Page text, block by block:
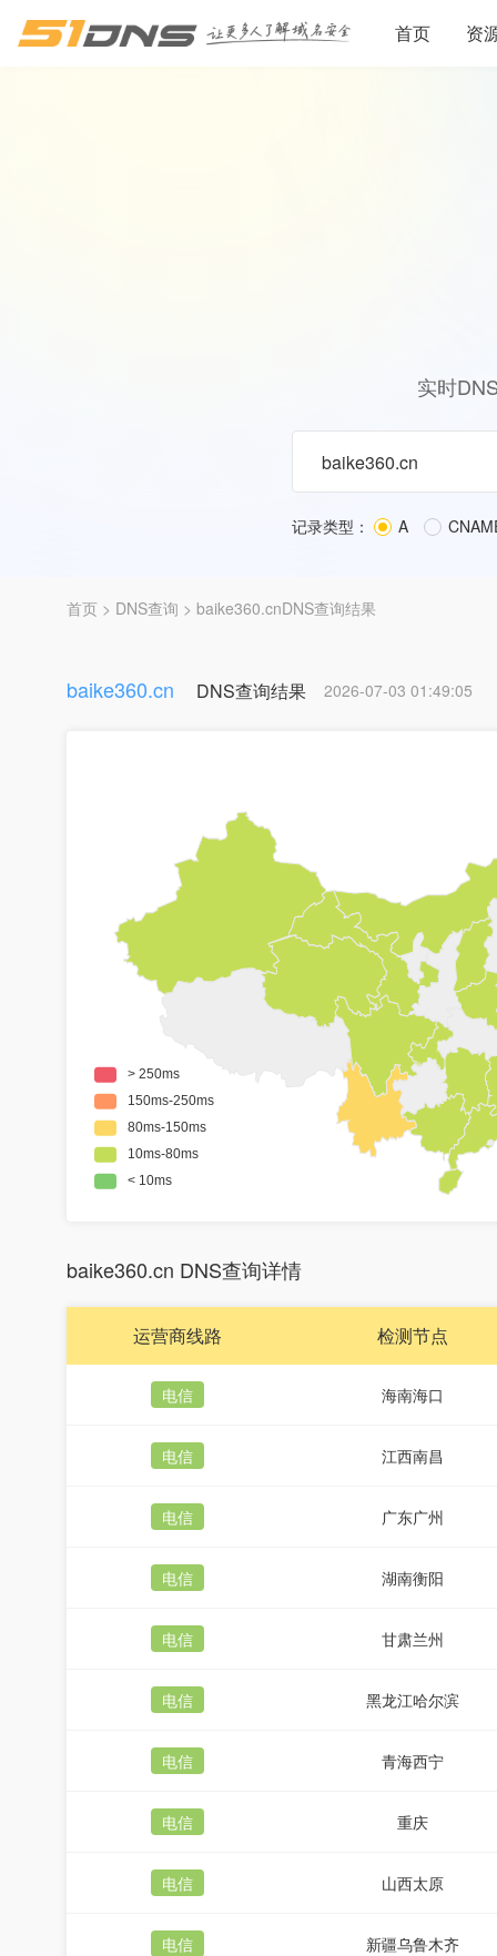
首页 资
实时
记录类型： A
首页 > DNS查询 > baike360.cnDNS查询结果
baike360.cn DNS查询结果 2026-07-03 01:49:05
baike360.cn DNS查询详情
运营商线路 检测节点
电信 海南海口
电信 江西南昌
电信 广东广州
电信 湖南衡阳
电信 甘肃兰州
电信 黑龙江哈尔滨
电信 青海西宁
电信 重庆
电信 山西太原
电信 新疆乌鲁木齐